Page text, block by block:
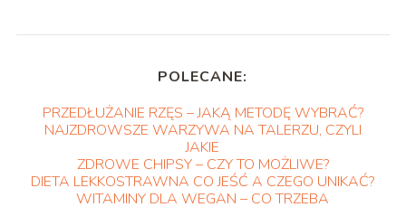
POLECANE:
PRZEDŁUŻANIE RZĘS – JAKĄ METODĘ WYBRAĆ?
NAJZDROWSZE WARZYWA NA TALERZU, CZYLI
JAKIE
ZDROWE CHIPSY – CZY TO MOŻLIWE?
DIETA LEKKOSTRAWNA CO JEŚĆ A CZEGO UNIKAĆ?
WITAMINY DLA WEGAN – CO TRZEBA